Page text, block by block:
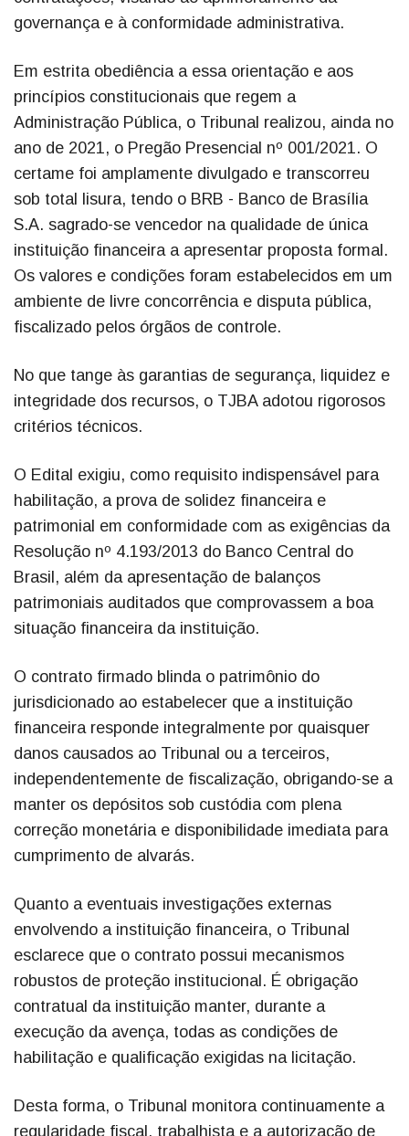
governança e à conformidade administrativa.
Em estrita obediência a essa orientação e aos
princípios constitucionais que regem a
Administração Pública, o Tribunal realizou, ainda no
ano de 2021, o Pregão Presencial nº 001/2021. O
certame foi amplamente divulgado e transcorreu
sob total lisura, tendo o BRB - Banco de Brasília
S.A. sagrado-se vencedor na qualidade de única
instituição financeira a apresentar proposta formal.
Os valores e condições foram estabelecidos em um
ambiente de livre concorrência e disputa pública,
fiscalizado pelos órgãos de controle.
No que tange às garantias de segurança, liquidez e
integridade dos recursos, o TJBA adotou rigorosos
critérios técnicos.
O Edital exigiu, como requisito indispensável para
habilitação, a prova de solidez financeira e
patrimonial em conformidade com as exigências da
Resolução nº 4.193/2013 do Banco Central do
Brasil, além da apresentação de balanços
patrimoniais auditados que comprovassem a boa
situação financeira da instituição.
O contrato firmado blinda o patrimônio do
jurisdicionado ao estabelecer que a instituição
financeira responde integralmente por quaisquer
danos causados ao Tribunal ou a terceiros,
independentemente de fiscalização, obrigando-se a
manter os depósitos sob custódia com plena
correção monetária e disponibilidade imediata para
cumprimento de alvarás.
Quanto a eventuais investigações externas
envolvendo a instituição financeira, o Tribunal
esclarece que o contrato possui mecanismos
robustos de proteção institucional. É obrigação
contratual da instituição manter, durante a
execução da avença, todas as condições de
habilitação e qualificação exigidas na licitação.
Desta forma, o Tribunal monitora continuamente a
regularidade fiscal, trabalhista e a autorização de